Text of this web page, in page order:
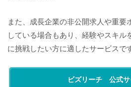
また、成長企業の非公開求人や重要
している場合もあり、経験やスキル
に挑戦したい方に適したサービスです
ビズリーチ 公式サ